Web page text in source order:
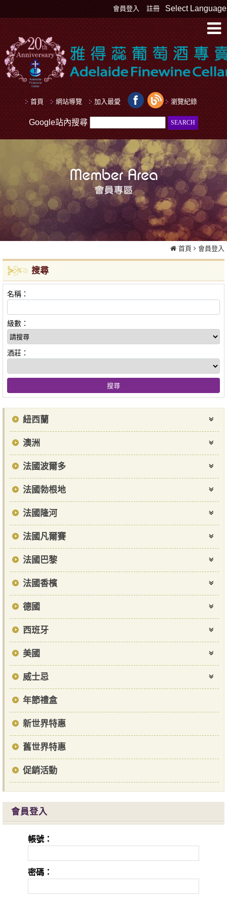
Select Language
會員登入 註冊
首頁 網站導覽 加入最愛 瀏覽紀錄
Google站內搜尋
首頁 會員登入
搜尋
名稱：
級數：
酒莊：
紐西蘭
澳洲
法國波爾多
法國勃根地
法國隆河
法國凡爾賽
法國巴黎
法國香檳
德國
西班牙
美國
威士忌
年節禮盒
新世界特惠
舊世界特惠
促銷活動
會員登入
帳號：
密碼：